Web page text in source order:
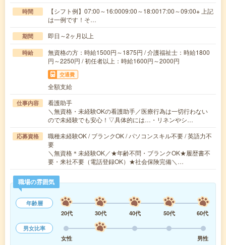
時間
【シフト例】07:00～16:0009:00～18:0017:00～09:00※ 上記
は一例です！そ…
期間 即日～2ヶ月以上
時給
無資格の方：時給1500円～1875円 / 介護福祉士：時給1800
円～2250円 / 初任者以上：時給1600円～2000円
交通費
全額支給
仕事内容
看護助手
＼無資格・未経験OKの看護助手／医療行為は一切行わない
ので未経験でも安心！▽具体的には…・リネンやシ…
応募資格
職種未経験OK / ブランクOK / パソコンスキル不要 / 英語力不
要
＼無資格＊未経験OK／★年齢不問・ブランクOK★履歴書不
要・来社不要（電話登録OK）★社会保険完備＼…
職場の雰囲気
年齢層
20代
30代 40代 50代
60代
男女比率
女性
男性